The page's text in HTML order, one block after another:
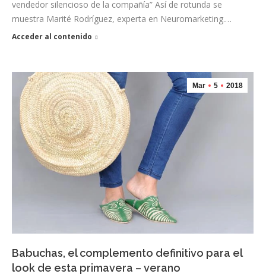
vendedor silencioso de la compañía” Así de rotunda se
muestra Marité Rodríguez, experta en Neuromarketing.…
Acceder al contenido
Mar 5 2018
Babuchas, el complemento definitivo para el
look de esta primavera – verano